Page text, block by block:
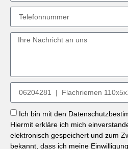
Ich bin mit den
Hiermit erkläre ich mich
elektronisch gespeichert und zum
bekannt, dass ich meine